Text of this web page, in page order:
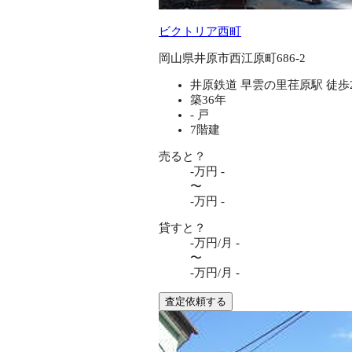
ビクトリア西町
岡山県井原市西江原町686-2
井原鉄道 早雲の里荏原駅 徒歩
築36年
- 戸
7階建
売ると？
-万円 -
〜
-万円 -
貸すと？
-万円/月 -
〜
-万円/月 -
査定依頼する